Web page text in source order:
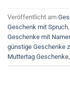
Veröffentlicht am
Geschenk mit Spruch
Geschenke mit
günstige Geschenke
Muttertag Geschenke